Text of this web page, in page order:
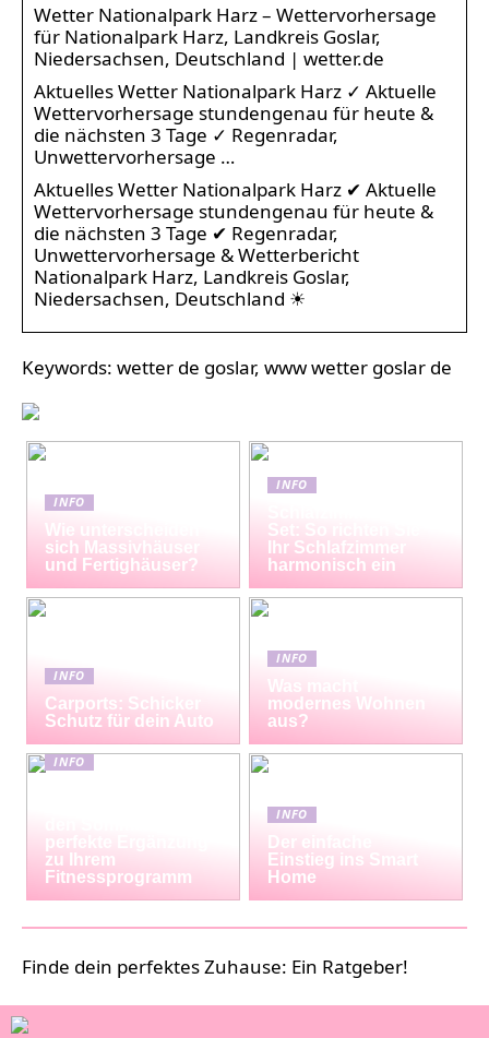
Wetter Nationalpark Harz – Wettervorhersage
für Nationalpark Harz, Landkreis Goslar,
Niedersachsen, Deutschland | wetter.de
Aktuelles Wetter Nationalpark Harz ✓ Aktuelle
Wettervorhersage stundengenau für heute &
die nächsten 3 Tage ✓ Regenradar,
Unwettervorhersage …
Aktuelles Wetter Nationalpark Harz ✔ Aktuelle
Wettervorhersage stundengenau für heute &
die nächsten 3 Tage ✔ Regenradar,
Unwettervorhersage & Wetterbericht
Nationalpark Harz, Landkreis Goslar,
Niedersachsen, Deutschland ☀
Keywords: wetter de goslar, www wetter goslar de
INFO
Wie unterscheiden
sich Massivhäuser
und Fertighäuser?
INFO
Set: So richten Sie
Ihr Schlafzimmer
harmonisch ein
INFO
Carports: Schicker
Schutz für dein Auto
INFO
Was macht
modernes Wohnen
aus?
INFO
perfekte Ergänzung
zu Ihrem
Fitnessprogramm
INFO
Der einfache
Einstieg ins Smart
Home
Finde dein perfektes Zuhause: Ein Ratgeber!